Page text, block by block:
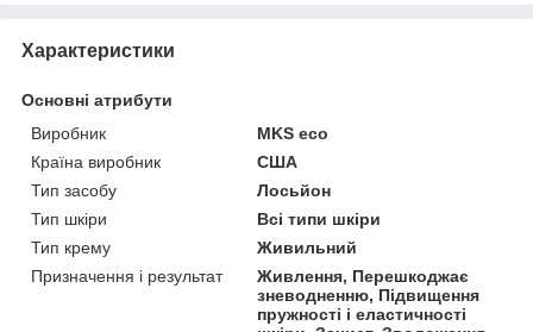
Характеристики
Основні атрибути
Виробник
MKS eco
Країна виробник
США
Тип засобу
Лосьйон
Тип шкіри
Всі типи шкіри
Тип крему
Живильний
Призначення і результат
Живлення, Перешкоджає
зневодненню, Підвищення
пружності і еластичності